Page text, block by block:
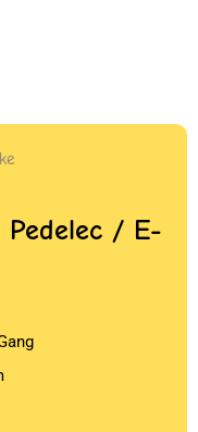
Pedelec / E-